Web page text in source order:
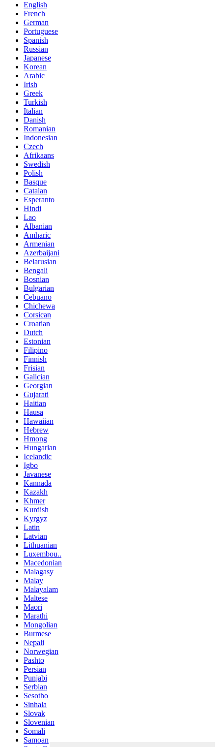
English
French
German
Portuguese
Spanish
Russian
Japanese
Korean
Arabic
Irish
Greek
Turkish
Italian
Danish
Romanian
Indonesian
Czech
Afrikaans
Swedish
Polish
Basque
Catalan
Esperanto
Hindi
Lao
Albanian
Amharic
Armenian
Azerbaijani
Belarusian
Bengali
Bosnian
Bulgarian
Cebuano
Chichewa
Corsican
Croatian
Dutch
Estonian
Filipino
Finnish
Frisian
Galician
Georgian
Gujarati
Haitian
Hausa
Hawaiian
Hebrew
Hmong
Hungarian
Icelandic
Igbo
Javanese
Kannada
Kazakh
Khmer
Kurdish
Kyrgyz
Latin
Latvian
Lithuanian
Luxembou..
Macedonian
Malagasy
Malay
Malayalam
Maltese
Maori
Marathi
Mongolian
Burmese
Nepali
Norwegian
Pashto
Persian
Punjabi
Serbian
Sesotho
Sinhala
Slovak
Slovenian
Somali
Samoan